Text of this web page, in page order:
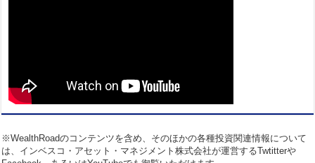
※WealthRoadのコンテンツを含め、そのほかの各種投資関連情報について
は、インベスコ・アセット・マネジメント株式会社が運営するTwtitterや